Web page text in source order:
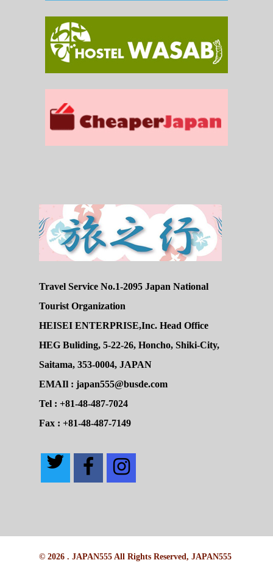
Travel Service No.1-2095 Japan National
Tourist Organization
HEISEI ENTERPRISE,Inc. Head Office
HEG Buliding, 5-22-26, Honcho, Shiki-City,
Saitama, 353-0004, JAPAN
EMAIl : japan555@busde.com
Tel : +81-48-487-7024
Fax : +81-48-487-7149
© 2026 . JAPAN555 All Rights Reserved, JAPAN555